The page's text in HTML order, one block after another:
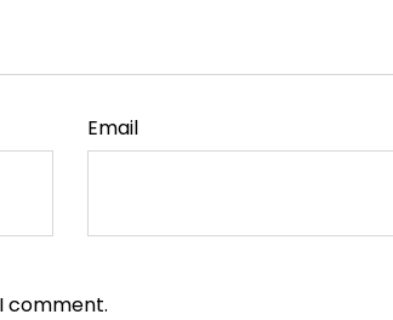
Email
comment.